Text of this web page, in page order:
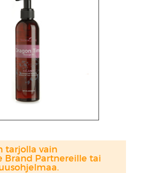
tarjolla vain
Brand Partnereille tai